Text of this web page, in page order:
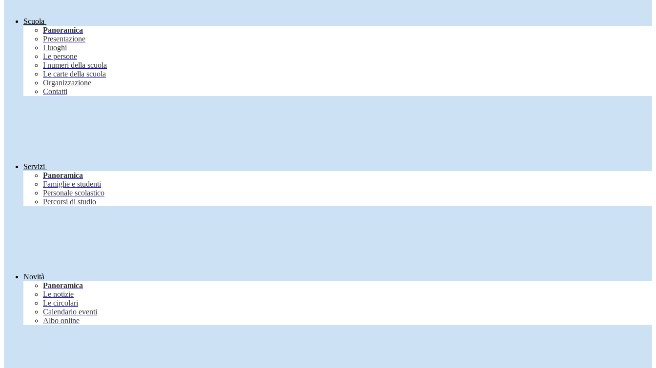
Scuola
Panoramica
Presentazione
I luoghi
Le persone
I numeri della scuola
Le carte della scuola
Organizzazione
Contatti
Servizi
Panoramica
Famiglie e studenti
Personale scolastico
Percorsi di studio
Novità
Panoramica
Le notizie
Le circolari
Calendario eventi
Albo online